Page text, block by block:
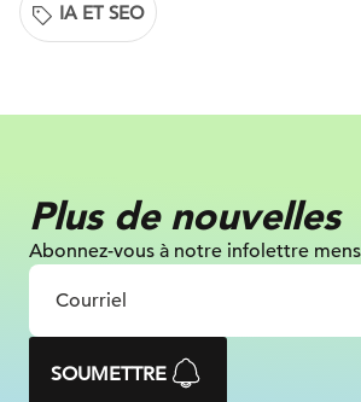
IA ET SEO
Plus de nouvelles
Abonnez-vous à notre infolettre
SOUMETTRE